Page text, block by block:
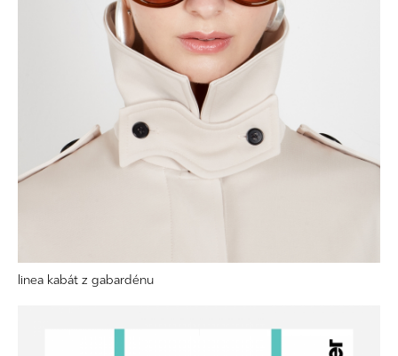
linea kabát z gabardénu